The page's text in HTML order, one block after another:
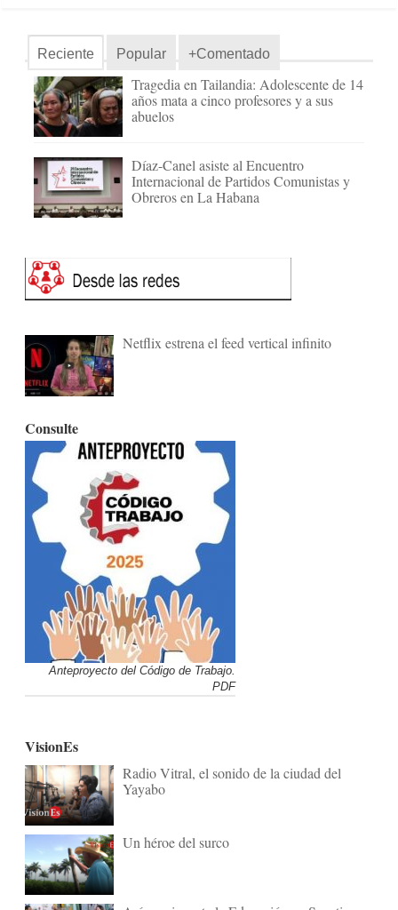
Reciente Popular +Comentado
Tragedia en Tailandia: Adolescente de 14
años mata a cinco profesores y a sus
abuelos
Díaz-Canel asiste al Encuentro
Internacional de Partidos Comunistas y
Obreros en La Habana
Netflix estrena el feed vertical infinito
Consulte
Anteproyecto del Código de Trabajo.
PDF
VisionEs
Radio Vitral, el sonido de la ciudad del
Yayabo
Un héroe del surco